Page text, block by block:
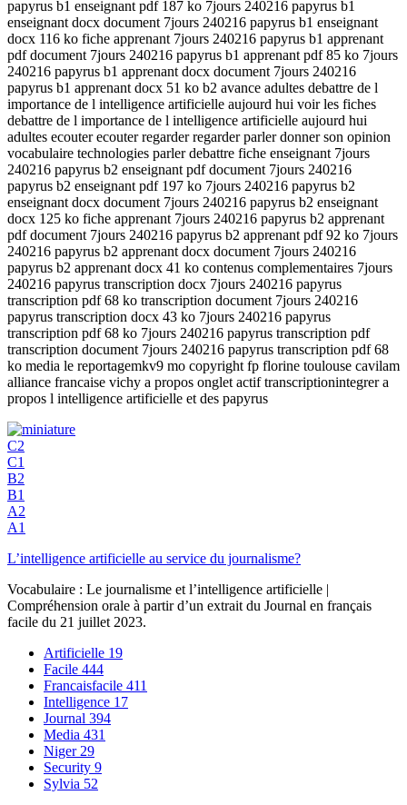
papyrus b1 enseignant pdf 187 ko 7jours 240216 papyrus b1
enseignant docx document 7jours 240216 papyrus b1 enseignant
docx 116 ko fiche apprenant 7jours 240216 papyrus b1 apprenant
pdf document 7jours 240216 papyrus b1 apprenant pdf 85 ko 7jours
240216 papyrus b1 apprenant docx document 7jours 240216
papyrus b1 apprenant docx 51 ko b2 avance adultes debattre de l
importance de l intelligence artificielle aujourd hui voir les fiches
debattre de l importance de l intelligence artificielle aujourd hui
adultes ecouter ecouter regarder regarder parler donner son opinion
vocabulaire technologies parler debattre fiche enseignant 7jours
240216 papyrus b2 enseignant pdf document 7jours 240216
papyrus b2 enseignant pdf 197 ko 7jours 240216 papyrus b2
enseignant docx document 7jours 240216 papyrus b2 enseignant
docx 125 ko fiche apprenant 7jours 240216 papyrus b2 apprenant
pdf document 7jours 240216 papyrus b2 apprenant pdf 92 ko 7jours
240216 papyrus b2 apprenant docx document 7jours 240216
papyrus b2 apprenant docx 41 ko contenus complementaires 7jours
240216 papyrus transcription docx 7jours 240216 papyrus
transcription pdf 68 ko transcription document 7jours 240216
papyrus transcription docx 43 ko 7jours 240216 papyrus
transcription pdf 68 ko 7jours 240216 papyrus transcription pdf
transcription document 7jours 240216 papyrus transcription pdf 68
ko media le reportagemkv9 mo copyright fp florine toulouse cavilam
alliance francaise vichy a propos onglet actif transcriptionintegrer a
propos l intelligence artificielle et des papyrus
C2
C1
B2
B1
A2
A1
L’intelligence artificielle au service du journalisme?
Vocabulaire : Le journalisme et l’intelligence artificielle |
Compréhension orale à partir d’un extrait du Journal en français
facile du 21 juillet 2023.
Artificielle 19
Facile 444
Francaisfacile 411
Intelligence 17
Journal 394
Media 431
Niger 29
Security 9
Sylvia 52